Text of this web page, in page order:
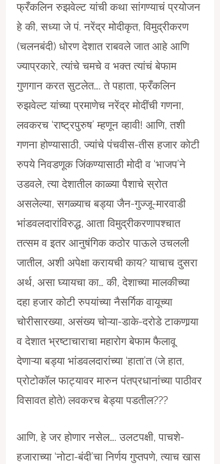
फ्रँकलिन रुझवेल्ट यांची कथा सांगण्याचं प्रयोजन
हे की, सध्या जे पं. नरेंद्र मोदीकृत, विमुद्रीकरण
(चलनबंदी) धोरण देशात राबवले जात आहे आणि
ज्याप्रकारे, त्यांचे चमचे व भक्त त्यांचं बेफाम
गुणगान करत सुटलेत…. ते पहाता, फ्रँकलिन
रुझवेल्ट यांच्या प्रमाणेच नरेंद्र मोदींची गणना,
लवकरच ‘राष्ट्रपुरुष’ म्हणून व्हावी! आणि, तशी
गणना होण्यासाठी, ज्यांचे पंचवीस-तीस हजार कोटी
रुपये निवडणूक जिंकण्यासाठी मोदी व ‘भाजप’ने
उडवले, त्या देशातील काळ्या पैशाचे स्रोत
असलेल्या, सगळ्याच बड्या जैन-गुज्जू-मारवाडी
भांडवलदारांविरुद्ध, आता विमुद्रीकरणापश्चात
तत्सम व इतर आनुषंगिक कठोर पाऊले उचलली
जातील, अशी अपेक्षा करायची काय? याचाच दुसरा
अर्थ, असा घ्यायचा का… की, देशाच्या मालकीच्या
दहा हजार कोटी रुपयांच्या नैसर्गिक वायूच्या
चोरीसारख्या, असंख्य चोऱ्या-डाके-दरोडे टाकणार्‍या
व देशात भ्रष्टाचाराचा महारोग बेफाम फैलावू
देणाऱ्या बड्या भांडवलदारांच्या ‘हाता’त (जे हात,
प्रोटोकाॅल फाट्यावर मारुन पंतप्रधानांच्या पाठीवर
विसावत होते) लवकरच बेड्या पडतील???
आणि, हे जर होणार नसेल…. उलटपक्षी, पाचशे-
हजाराच्या ‘नोटा-बंदी’चा निर्णय गुप्तपणे, त्याच खास